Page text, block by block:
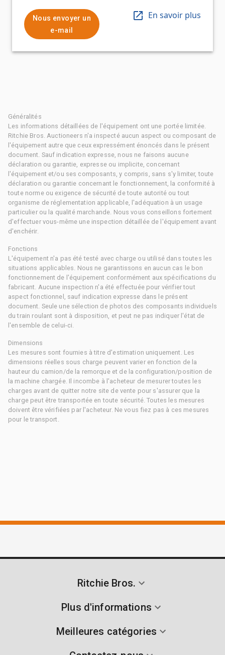
Nous envoyer un
e-mail
En savoir plus
Généralités
Les informations détaillées de l'équipement ont une portée limitée.
Ritchie Bros. Auctioneers n'a inspecté aucun aspect ou composant de
l'équipement autre que ceux expressément énoncés dans le présent
document. Sauf indication expresse, nous ne faisons aucune
déclaration ou garantie, expresse ou implicite, concernant
l'équipement et/ou ses composants, y compris, sans s'y limiter, toute
déclaration ou garantie concernant le fonctionnement, la conformité à
toute norme ou exigence de sécurité de toute autorité ou tout
organisme de réglementation applicable, l'adéquation à un usage
particulier ou la qualité marchande. Nous vous conseillons fortement
d'effectuer vous-même une inspection détaillée de l'équipement avant
d'enchérir.
Fonctions
L'équipement n'a pas été testé avec charge ou utilisé dans toutes les
situations applicables. Nous ne garantissons en aucun cas le bon
fonctionnement de l'équipement conformément aux spécifications du
fabricant. Aucune inspection n'a été effectuée pour vérifier tout
aspect fonctionnel, sauf indication expresse dans le présent
document. Seule une sélection de photos des composants individuels
du train roulant sont à disposition, et peut ne pas indiquer l'état de
l'ensemble de celui-ci.
Dimensions
Les mesures sont fournies à titre d'estimation uniquement. Les
dimensions réelles sous charge peuvent varier en fonction de la
hauteur du camion/de la remorque et de la configuration/position de
la machine chargée. Il incombe à l'acheteur de mesurer toutes les
charges avant de quitter notre site de vente pour s'assurer que la
charge peut être transportée en toute sécurité. Toutes les mesures
doivent être vérifiées par l'acheteur. Ne vous fiez pas à ces mesures
pour le transport.
Ritchie Bros.
Plus d'informations
Meilleures catégories